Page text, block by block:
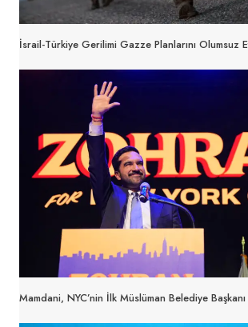
İsrail-Türkiye Gerilimi Gazze Planlarını Olumsuz
Mamdani, NYC’nin İlk Müslüman Belediye